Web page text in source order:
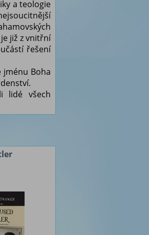
a teologie
již z vnitřní
řešení
jménu Boha
lidé všech